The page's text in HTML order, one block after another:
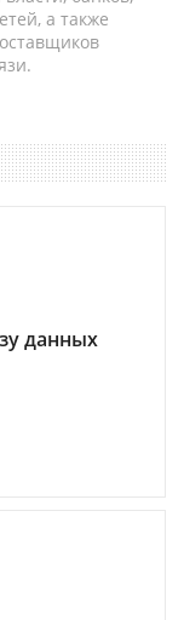
а также
данных